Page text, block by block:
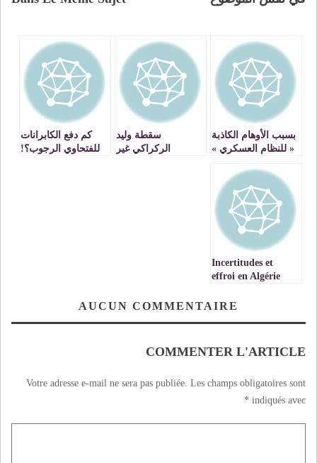
بسبب الأوهام الكاذبة
« للنظام العسكري »
الشارع الجزائري…!!
سقطة وليد
الركراكي غير
كم دفع الكابرانات
للفتحاوي الرجوب؟!
Incertitudes et
effroi en Algérie
AUCUN COMMENTAIRE
COMMENTER L'ARTICLE
Votre adresse e-mail ne sera pas publiée. Les champs obligatoires sont
indiqués avec
*